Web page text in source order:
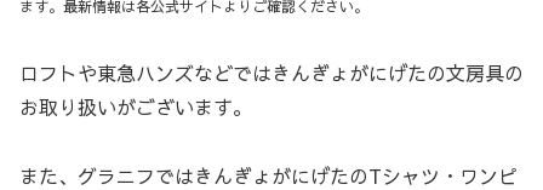
ます。最新情報は各公式サイトよりご確認ください。
ロフトや東急ハンズなどではきんぎょがにげたの文房具の
お取り扱いがございます。
また、グラニフではきんぎょがにげたのTシャツ・ワンピ